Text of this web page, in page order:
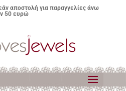
αποστολή για παραγγελίες άνω
50 ευρώ